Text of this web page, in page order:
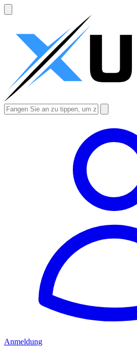
Anmeldung